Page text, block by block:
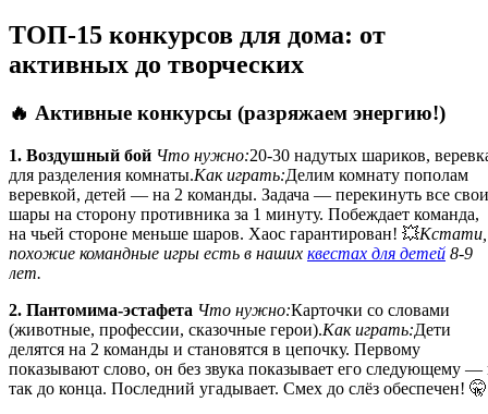
ТОП-15 конкурсов для дома: от
активных до творческих
🔥 Активные конкурсы (разряжаем энергию!)
1. Воздушный бой Что нужно:20-30 надутых шариков,
для разделения комнаты.Как играть:Делим комнату пополам
веревкой, детей — на 2 команды. Задача — перекинуть все свои
шары на сторону противника за 1 минуту. Побеждает команда,
на чьей стороне меньше шаров. Хаос гарантирован! 💥Кстати,
похожие командные игры есть в наших квестах для детей 8-9
лет.
2. Пантомима-эстафета Что нужно:Карточки со словами
(животные, профессии, сказочные герои).Как играть:Дети
делятся на 2 команды и становятся в цепочку. Первому
показывают слово, он без звука показывает его следующему —
так до конца. Последний угадывает. Смех до слёз обеспечен! 🤫